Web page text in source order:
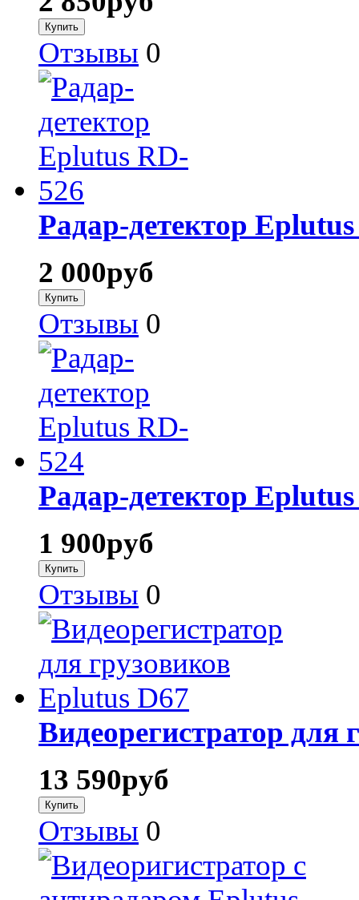
Отзывы 0
Радар-детектор
2 000руб
Отзывы 0
Радар-детектор
1 900руб
Отзывы 0
Видеорегистратор для
13 590руб
Отзывы 0